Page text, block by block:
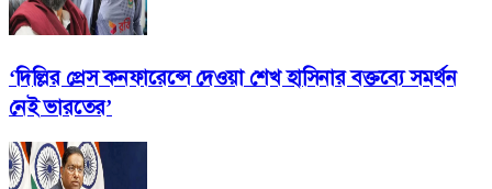
‘দিল্লির প্রেস কনফারেন্সে দেওয়া শেখ হাসিনার বক্তব্যে সমর্থন
নেই ভারতের’